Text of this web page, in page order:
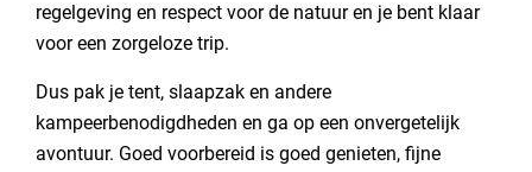
regelgeving en respect voor de natuur en je bent klaar
voor een zorgeloze trip.
Dus pak je tent, slaapzak en andere
kampeerbenodigdheden en ga op een onvergetelijk
avontuur. Goed voorbereid is goed genieten, fijne